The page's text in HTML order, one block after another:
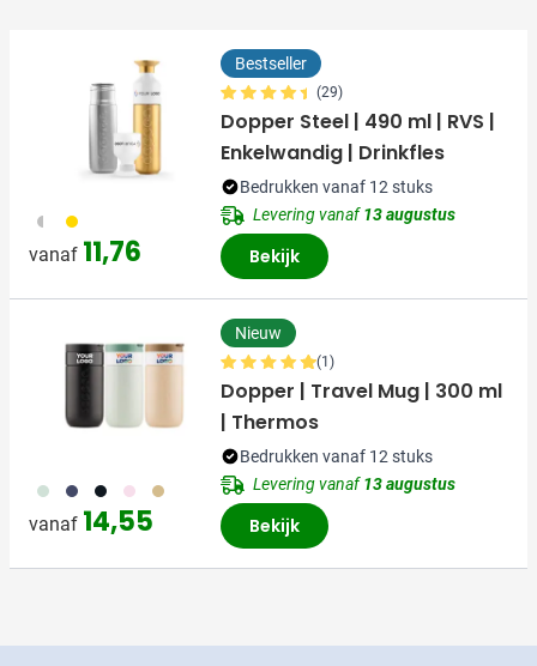
325 031
vanaf 11,76
Bestseller
(29)
Dopper Steel | 490 ml | RVS |
Enkelwandig | Drinkfles
Bedrukken vanaf 12 stuks
Levering vanaf13 augustus
Bekijk
374 773 720 988 900
vanaf 14,55
Nieuw
(1)
Dopper | Travel Mug | 300 ml
| Thermos
Bedrukken vanaf 12 stuks
Levering vanaf13 augustus
Bekijk